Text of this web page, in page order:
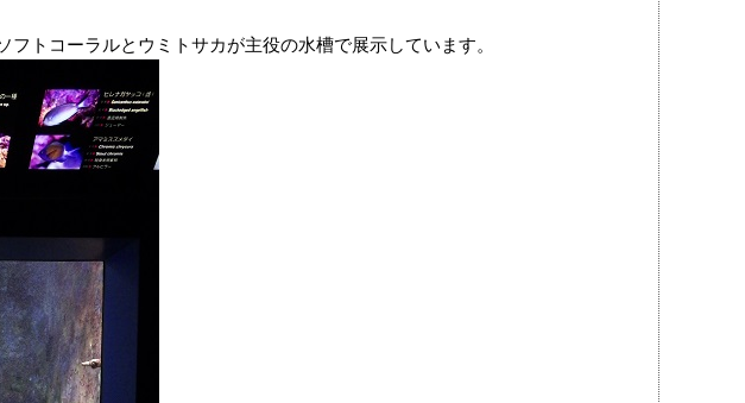
フトコーラルとウミトサカが主役の水槽で展示しています。